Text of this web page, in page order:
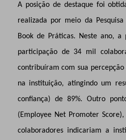
A posição de destaque foi
realizada por meio da
Book de Práticas. Neste ano, a
participação de 34 mil
contribuíram com sua
na instituição, atingindo um
confiança) de 89%. Outro
(Employee Net Promoter
colaboradores indicariam a